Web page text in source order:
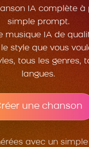
IA complète à
simple prompt.
musique IA de
style que vous
tous les genres,
langues.
une chanson
avec un